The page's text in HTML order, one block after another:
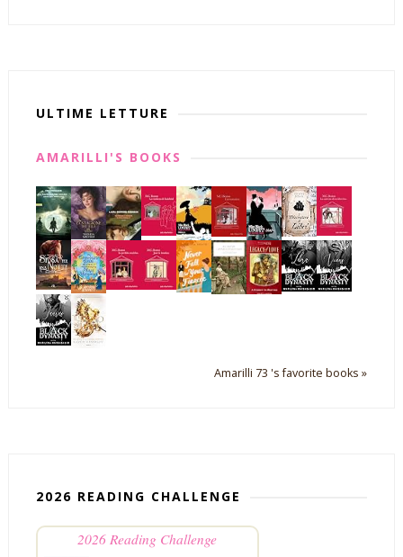
ULTIME LETTURE
AMARILLI'S BOOKS
Amarilli 73 's favorite books »
2026 READING CHALLENGE
2026 Reading Challenge